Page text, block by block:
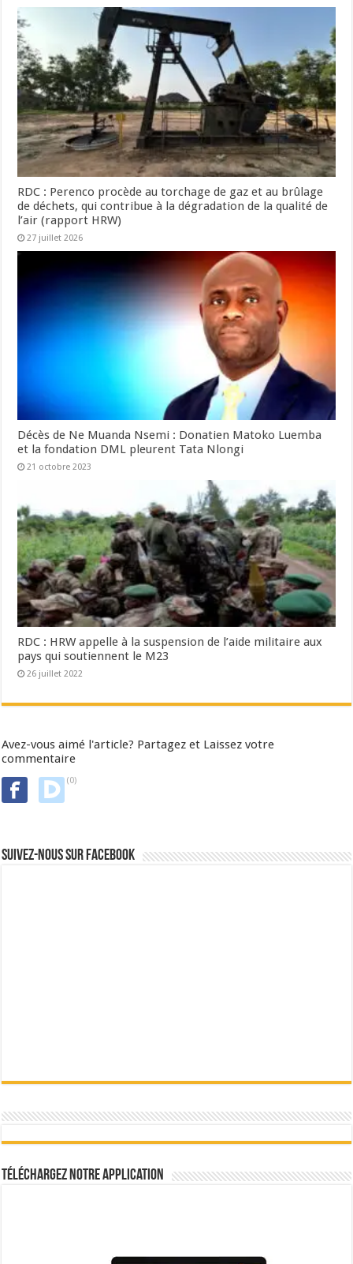
RDC : Perenco procède au torchage de gaz et au brûlage
de déchets, qui contribue à la dégradation de la qualité de
l’air (rapport HRW)
27 juillet 2026
Décès de Ne Muanda Nsemi : Donatien Matoko Luemba
et la fondation DML pleurent Tata Nlongi
21 octobre 2023
RDC : HRW appelle à la suspension de l’aide militaire aux
pays qui soutiennent le M23
26 juillet 2022
Avez-vous aimé l'article? Partagez et Laissez votre
commentaire
(0)
Suivez-nous sur Facebook
Téléchargez notre Application